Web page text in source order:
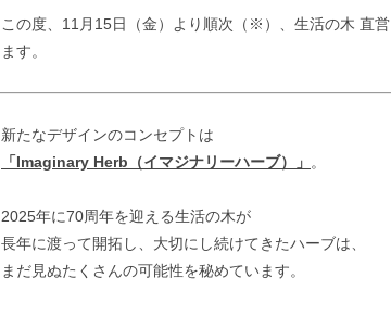
この度、11月15日（金）より順次（※）、生活の木 直
ます。
新たなデザインのコンセプトは
「Imaginary Herb（イマジナリーハーブ）」 。
2025年に70周年を迎える生活の木が
長年に渡って開拓し、大切にし続けてきたハーブは、
まだ見ぬたくさんの可能性を秘めています。